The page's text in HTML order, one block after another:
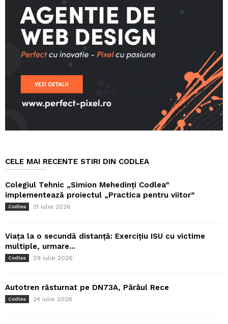
CELE MAI RECENTE STIRI DIN CODLEA
Colegiul Tehnic „Simion Mehedinți Codlea”
implementează proiectul „Practica pentru viitor”
Codlea 31 iulie 2026
Viața la o secundă distanță: Exercițiu ISU cu victime
multiple, urmare...
Codlea 29 iulie 2026
Autotren răsturnat pe DN73A, Pârâul Rece
Codlea 24 iulie 2026